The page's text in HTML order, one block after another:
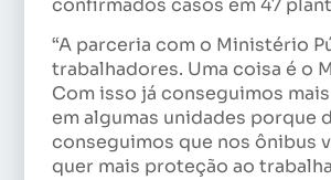
confirmados casos em 47
“A parceria com o Ministério
trabalhadores. Uma coisa é o
Com isso já conseguimos
em algumas unidades porque
conseguimos que nos ônibus
quer mais proteção ao